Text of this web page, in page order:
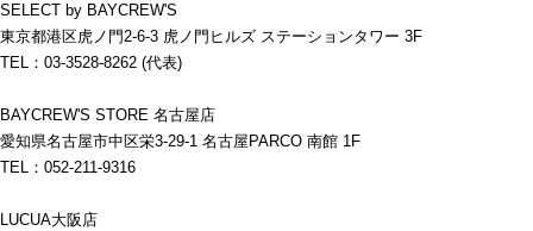
SELECT by BAYCREW'S
東京都港区虎ノ門2-6-3 虎ノ門ヒルズ ステーションタワー 3F
TEL：03-3528-8262 (代表)
BAYCREW'S STORE 名古屋店
愛知県名古屋市中区栄3-29-1 名古屋PARCO 南館 1F
TEL：052-211-9316
LUCUA大阪店